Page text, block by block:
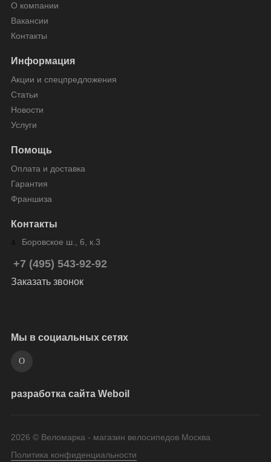
О компании
Вакансии
Контакты
Информация
Акции и спецпредложения
Статьи
Новости
Услуги
Помощь
Оплата и доставка
Гарантия
Франшиза
Контакты
Боровское ш., 6, к.3
+7 (495) 543-92-92
Заказать звонок
Мы в социальных сетях
разработка сайта Weboil
2026 © Веломарка - магазин велосипедов Москва
Политика конфиденциальности